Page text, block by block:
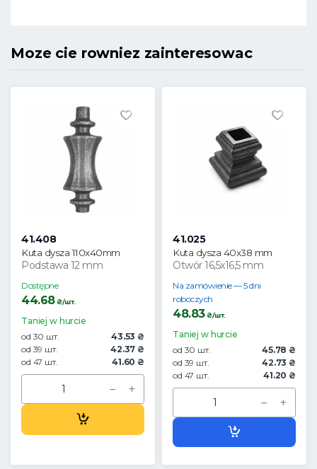
Moze cie rowniez zainteresowac
41.408
Kuta dysza 110x40mm
Podstawa 12 mm
Dostępne
44.68₴/шт.
Taniej w hurcie
od 30 шт.
43.53 ₴
od 39 шт.
42.37 ₴
od 47 шт.
41.60 ₴
41.025
Kuta dysza 40x38 mm
Otwór 16,5x16,5 mm
Na zamówienie — 5 dni
roboczych
48.83₴/шт.
Taniej w hurcie
od 30 шт.
45.78 ₴
od 39 шт.
42.73 ₴
od 47 шт.
41.20 ₴